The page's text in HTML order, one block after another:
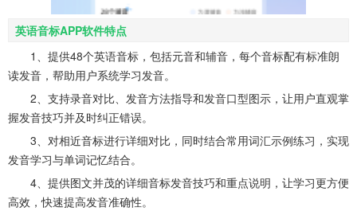
英语音标APP软件特点
1、提供48个英语音标，包括元音和辅音，每个音标配有标准朗
读发音，帮助用户系统学习发音。
2、支持录音对比、发音方法指导和发音口型图示，让用户直观掌
握发音技巧并及时纠正错误。
3、对相近音标进行详细对比，同时结合常用词汇示例练习，实现
发音学习与单词记忆结合。
4、提供图文并茂的详细音标发音技巧和重点说明，让学习更方便
高效，快速提高发音准确性。